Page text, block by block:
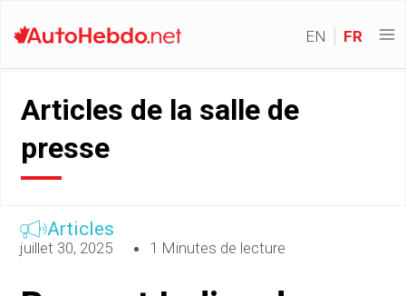
EN FR
Articles de la salle de
presse
Articles
juillet 30, 2025 1 Minutes de lecture